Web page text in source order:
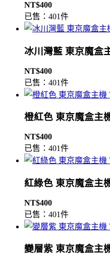
NT$400
已售：401件
冰川灣藍 東京魔盒
NT$400
已售：401件
橙紅色 東京魔盒主
NT$400
已售：401件
紅綠色 東京魔盒主
NT$400
已售：401件
變層紫 東京魔盒主